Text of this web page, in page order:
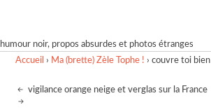
humour noir, propos absurdes et photos étranges
Accueil › Ma (brette) Zèle Tophe ! ›couvre toi bien
vigilance orange neige et verglas sur la France